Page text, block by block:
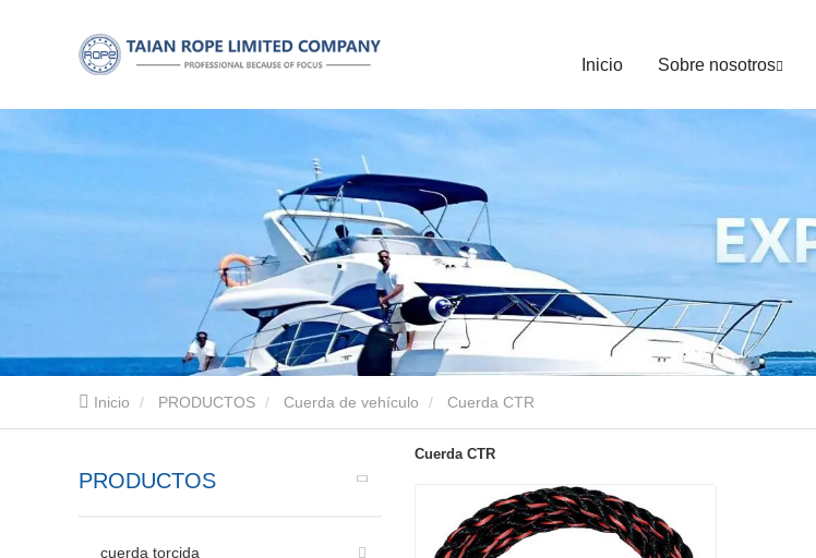
Inicio Sobre nosotros
Inicio PRODUCTOS Cuerda de vehículo Cuerda CTR
PRODUCTOS
cuerda torcida
Cuerda CTR